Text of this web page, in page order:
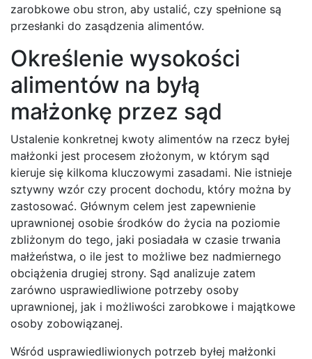
zarobkowe obu stron, aby ustalić, czy spełnione są
przesłanki do zasądzenia alimentów.
Określenie wysokości
alimentów na byłą
małżonkę przez sąd
Ustalenie konkretnej kwoty alimentów na rzecz byłej
małżonki jest procesem złożonym, w którym sąd
kieruje się kilkoma kluczowymi zasadami. Nie istnieje
sztywny wzór czy procent dochodu, który można by
zastosować. Głównym celem jest zapewnienie
uprawnionej osobie środków do życia na poziomie
zbliżonym do tego, jaki posiadała w czasie trwania
małżeństwa, o ile jest to możliwe bez nadmiernego
obciążenia drugiej strony. Sąd analizuje zatem
zarówno usprawiedliwione potrzeby osoby
uprawnionej, jak i możliwości zarobkowe i majątkowe
osoby zobowiązanej.
Wśród usprawiedliwionych potrzeb byłej małżonki